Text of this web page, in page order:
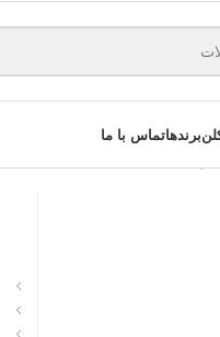
برندهاتماس با ما